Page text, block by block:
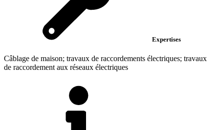
Expertises
Câblage de maison; travaux de raccordements électriques; travaux
de raccordement aux réseaux électriques